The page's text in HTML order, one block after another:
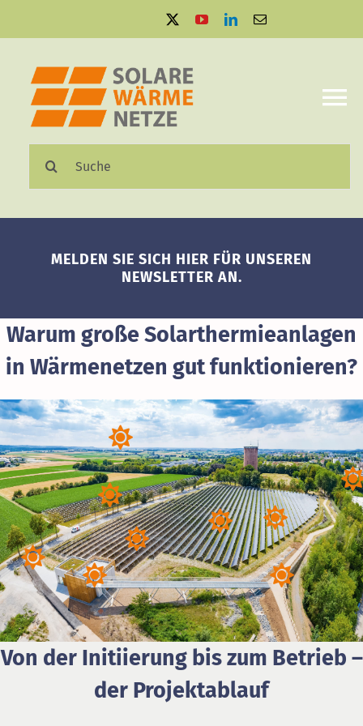
springen
Solare Wärmenetze
Aktuelles
Mediathek
Über uns
nach:
MELDEN SIE SICH HIER FÜR UNSEREN
NEWSLETTER AN.
Warum große Solarthermieanlagen
in Wärmenetzen gut funktionieren?
Von der Initiierung bis zum Betrieb –
der Projektablauf